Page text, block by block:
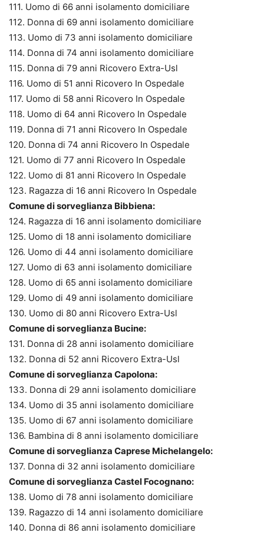
111. Uomo di 66 anni isolamento domiciliare
112. Donna di 69 anni isolamento domiciliare
113. Uomo di 73 anni isolamento domiciliare
114. Donna di 74 anni isolamento domiciliare
115. Donna di 79 anni Ricovero Extra-Usl
116. Uomo di 51 anni Ricovero In Ospedale
117. Uomo di 58 anni Ricovero In Ospedale
118. Uomo di 64 anni Ricovero In Ospedale
119. Donna di 71 anni Ricovero In Ospedale
120. Donna di 74 anni Ricovero In Ospedale
121. Uomo di 77 anni Ricovero In Ospedale
122. Uomo di 81 anni Ricovero In Ospedale
123. Ragazza di 16 anni Ricovero In Ospedale
Comune di sorveglianza Bibbiena:
124. Ragazza di 16 anni isolamento domiciliare
125. Uomo di 18 anni isolamento domiciliare
126. Uomo di 44 anni isolamento domiciliare
127. Uomo di 63 anni isolamento domiciliare
128. Uomo di 65 anni isolamento domiciliare
129. Uomo di 49 anni isolamento domiciliare
130. Uomo di 80 anni Ricovero Extra-Usl
Comune di sorveglianza Bucine:
131. Donna di 28 anni isolamento domiciliare
132. Donna di 52 anni Ricovero Extra-Usl
Comune di sorveglianza Capolona:
133. Donna di 29 anni isolamento domiciliare
134. Uomo di 35 anni isolamento domiciliare
135. Uomo di 67 anni isolamento domiciliare
136. Bambina di 8 anni isolamento domiciliare
Comune di sorveglianza Caprese Michelangelo:
137. Donna di 32 anni isolamento domiciliare
Comune di sorveglianza Castel Focognano:
138. Uomo di 78 anni isolamento domiciliare
139. Ragazzo di 14 anni isolamento domiciliare
140. Donna di 86 anni isolamento domiciliare